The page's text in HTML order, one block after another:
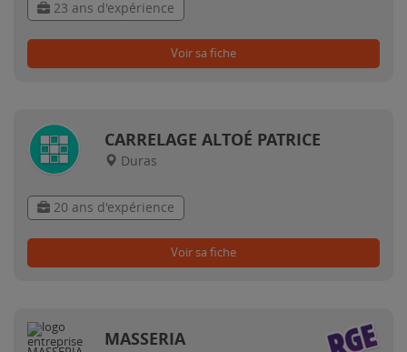
23 ans d'expérience
Voir sa fiche
CARRELAGE ALTOÉ PATRICE
Duras
20 ans d'expérience
Voir sa fiche
MASSERIA